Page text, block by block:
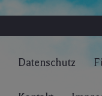
Datenschutz